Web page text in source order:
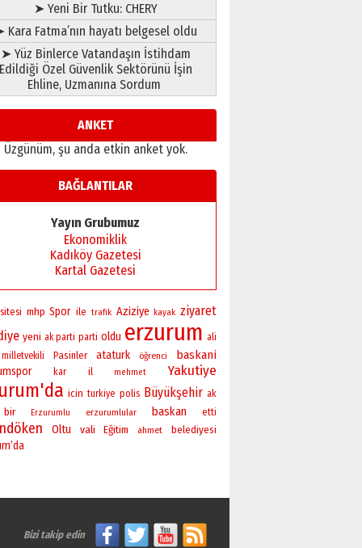
➤ Yeni Bir Tutku: CHERY
Kara Fatma’nın hayatı belgesel oldu
➤ Yüz Binlerce Vatandaşın İstihdam
Edildiği Özel Güvenlik Sektörünü İşin
Ehline, Uzmanına Sordum
ANKET
Üzgünüm, şu anda etkin anket yok.
BAĞLANTILAR
Yayın Grubumuz
Ekonomiklik
Kadıköy Gazetesi
Kartal Gazetesi
mhp Spor ile trafik Aziziye kayak ziyaret
yeni ak parti parti oldu erzurum ali
milletvekili Pasinler ataturk öğrenci baskani
kar il mehmet Yakutiye
icin turkiye polis Büyükşehir ak
bir Erzurumlu erzurumlular baskan etti
Oltu vali Eğitim ahmet belediyesi
Bizi takip edin